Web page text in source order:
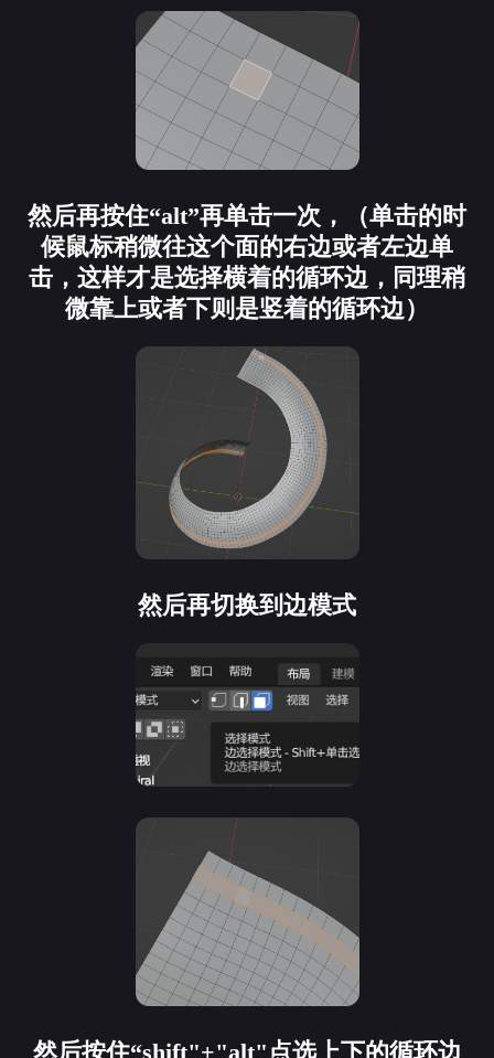
然后再按住“alt”再单击一次，（单击的时
候鼠标稍微往这个面的右边或者左边单
击，这样才是选择横着的循环边，同理稍
微靠上或者下则是竖着的循环边）
然后再切换到边模式
然后按住“shift"+"alt"点选上下的循环边